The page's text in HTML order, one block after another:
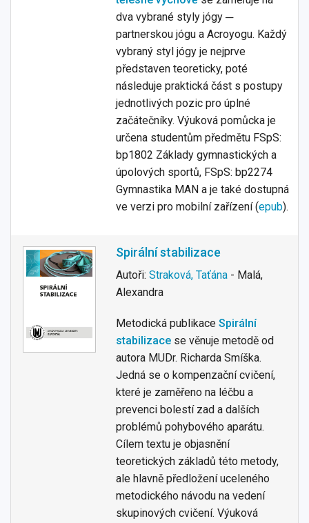
dva vybrané styly jógy ─
partnerskou jógu a Acroyogu. Každý
vybraný styl jógy je nejprve
představen teoreticky, poté
následuje praktická část s postupy
jednotlivých pozic pro úplné
začátečníky. Výuková pomůcka je
určena studentům předmětu FSpS:
bp1802 Základy gymnastických a
úpolových sportů, FSpS: bp2274
Gymnastika MAN a je také dostupná
ve verzi pro mobilní zařízení (epub).
Spirální stabilizace
Autoři: Straková, Taťána - Malá,
Alexandra
Metodická publikace Spirální
stabilizace se věnuje metodě od
autora MUDr. Richarda Smíška.
Jedná se o kompenzační cvičení,
které je zaměřeno na léčbu a
prevenci bolestí zad a dalších
problémů pohybového aparátu.
Cílem textu je objasnění
teoretických základů této metody,
ale hlavně předložení uceleného
metodického návodu na vedení
skupinových cvičení. Výuková